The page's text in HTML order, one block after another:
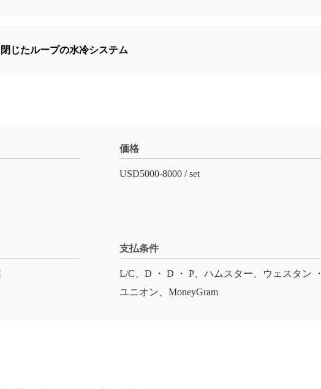
閉じたループの水冷システム
価格
USD5000-8000 / set
支払条件
L/C、D ・ D ・ P、ハムスター、ウェスタン ・
ユニオン、MoneyGram